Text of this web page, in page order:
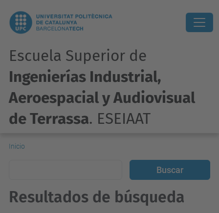
Escuela Superior de
Ingenierías Industrial,
Aeroespacial y Audiovisual
de Terrassa. ESEIAAT
Inicio
Resultados de búsqueda